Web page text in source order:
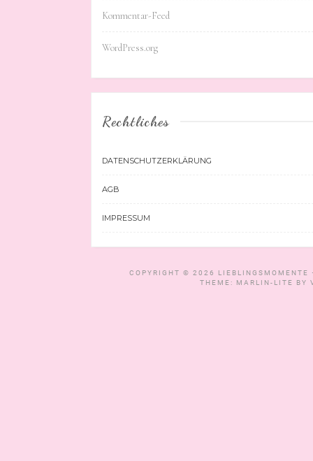
Kommentar-Feed
WordPress.org
Rechtliches
DATENSCHUTZERKLÄRUNG
AGB
IMPRESSUM
COPYRIGHT © 2026
THEME: MARLIN-LITE BY